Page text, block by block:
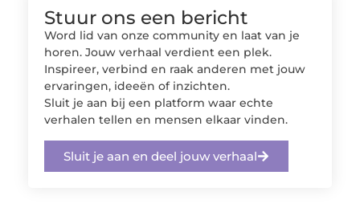
Stuur ons een bericht
Word lid van onze community en laat van je
horen. Jouw verhaal verdient een plek.
Inspireer, verbind en raak anderen met jouw
ervaringen, ideeën of inzichten.
Sluit je aan bij een platform waar echte
verhalen tellen en mensen elkaar vinden.
Sluit je aan en deel jouw verhaal